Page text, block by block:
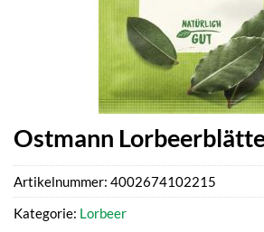
Ostmann
Artikelnummer: 4002674102215
Kategorie: Lorbeer